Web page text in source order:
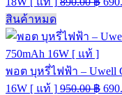
สินค้าหมด
พอต บุหรี่ไฟฟ้า – Uwell
16W [ แท้ ] 950.00฿